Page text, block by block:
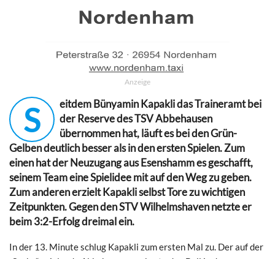
Anzeige
S
eitdem Bünyamin Kapakli das Traineramt bei
der Reserve des TSV Abbehausen
übernommen hat, läuft es bei den Grün-
Gelben deutlich besser als in den ersten Spielen. Zum
einen hat der Neuzugang aus Esenshamm es geschafft,
seinem Team eine Spielidee mit auf den Weg zu geben.
Zum anderen erzielt Kapakli selbst Tore zu wichtigen
Zeitpunkten. Gegen den STV Wilhelmshaven netzte er
beim 3:2-Erfolg dreimal ein.
In der 13. Minute schlug Kapakli zum ersten Mal zu. Der auf der